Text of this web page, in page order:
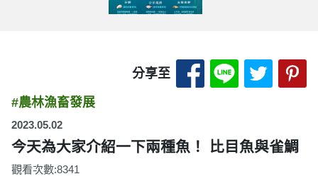
分享至 分享至 Facebook-
分享至分享
#農林漁畜發展
2023.05.02
今天為大家介紹一下兩種魚！ 比目魚與雀鯛
觀看次數:8341